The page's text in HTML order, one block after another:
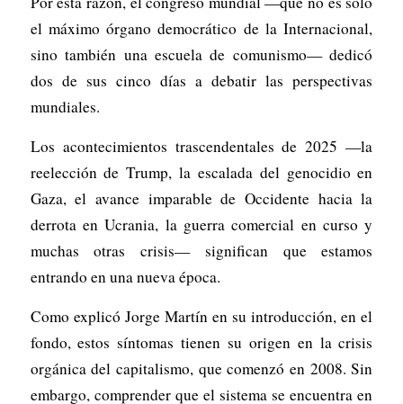
el máximo órgano democrático de la Internacional,
sino también una escuela de comunismo— dedicó
dos de sus cinco días a debatir las perspectivas
mundiales.
Los acontecimientos trascendentales de 2025 —la
reelección de Trump, la escalada del genocidio en
Gaza, el avance imparable de Occidente hacia la
derrota en Ucrania, la guerra comercial en curso y
muchas otras crisis— significan que estamos
entrando en una nueva época.
Como explicó Jorge Martín en su introducción, en el
fondo, estos síntomas tienen su origen en la crisis
orgánica del capitalismo, que comenzó en 2008. Sin
embargo, comprender que el sistema se encuentra en